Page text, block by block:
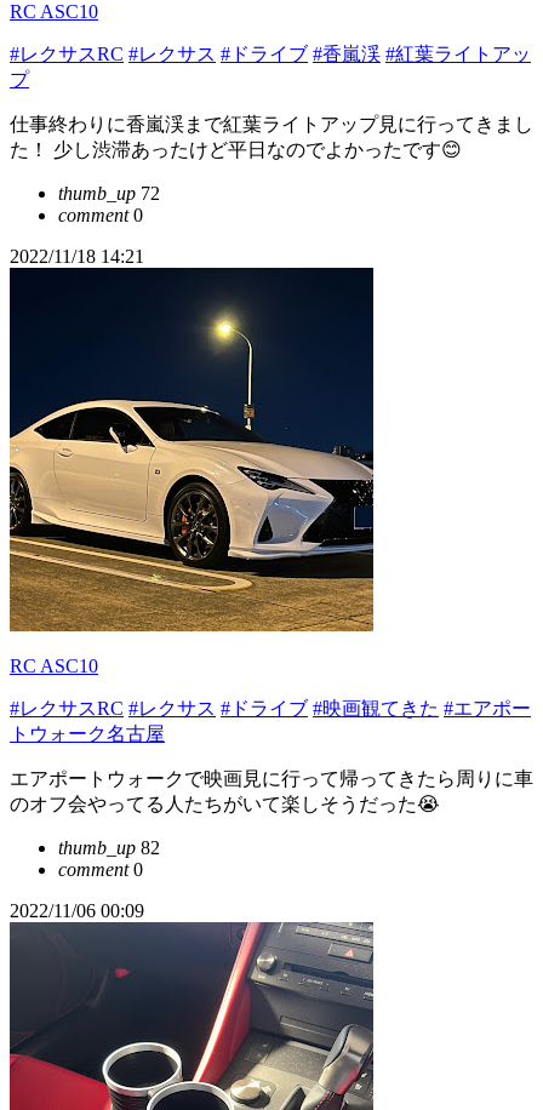
RC ASC10
#レクサスRC #レクサス #ドライブ #香嵐渓 #紅葉ライトアッ
プ
仕事終わりに香嵐渓まで紅葉ライトアップ見に行ってきまし
た！ 少し渋滞あったけど平日なのでよかったです😊
thumb_up 72
comment0
2022/11/18 14:21
RC ASC10
#レクサスRC #レクサス #ドライブ #映画観てきた #エアポー
トウォーク名古屋
エアポートウォークで映画見に行って帰ってきたら周りに車
のオフ会やってる人たちがいて楽しそうだった😭
thumb_up 82
comment0
2022/11/06 00:09